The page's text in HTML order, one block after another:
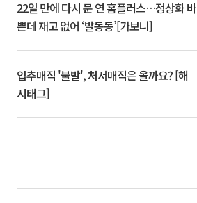
22일 만에 다시 문 연 홈플러스…정상화 바
쁜데 재고 없어 ‘발동동’[가보니]
입추매직 '불발', 처서매직은 올까요? [해
시태그]